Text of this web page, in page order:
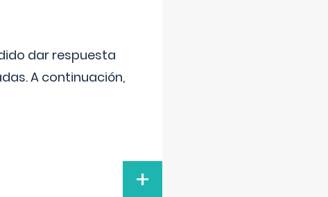
dar respuesta
A continuación,
+